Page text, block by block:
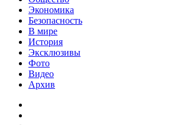
Экономика
Безопасность
В мире
История
Эксклюзивы
Фото
Видео
Архив